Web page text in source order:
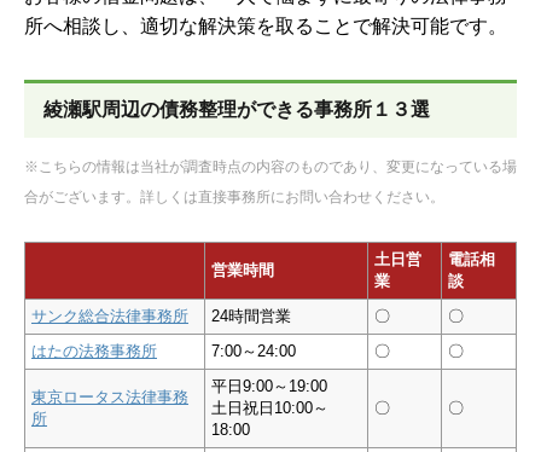
所へ相談し、適切な解決策を取ることで解決可能です。
綾瀬駅周辺の債務整理ができる事務所１３選
※こちらの情報は当社が調査時点の内容のものであり、変更になっている場
合がございます。詳しくは直接事務所にお問い合わせください。
営業時間
土日営
業
電話相
談
サンク総合法律事務所
24時間営業 〇
〇
はたの法務事務所
7:00～24:00 〇 〇
東京ロータス法律事務
所
平日9:00～19:00
土日祝日10:00～
18:00
〇 〇